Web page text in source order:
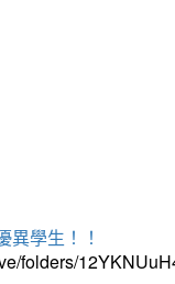
學生！！
folders/